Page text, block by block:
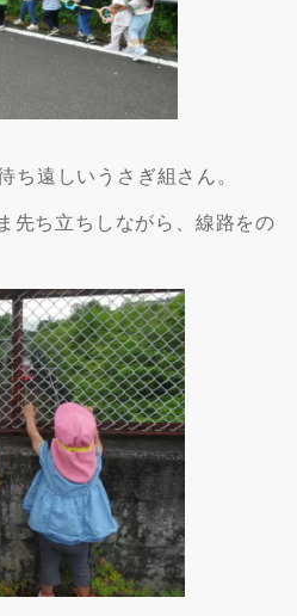
ち遠しいうさぎ組さん。
先ち立ちしながら、線路をの